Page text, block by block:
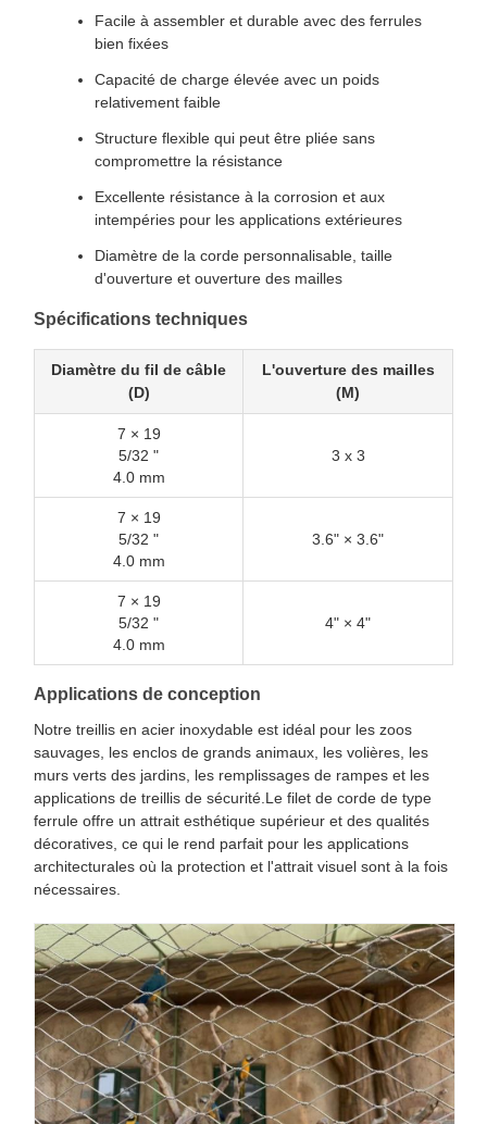
Facile à assembler et durable avec des ferrules
bien fixées
Capacité de charge élevée avec un poids
relativement faible
Structure flexible qui peut être pliée sans
compromettre la résistance
Excellente résistance à la corrosion et aux
intempéries pour les applications extérieures
Diamètre de la corde personnalisable, taille
d'ouverture et ouverture des mailles
Spécifications techniques
Diamètre du fil de câble
(D)
L'ouverture des mailles
(M)
7 × 19
5/32 "
4.0 mm
3 x 3
7 × 19
5/32 "
4.0 mm
3.6" × 3.6"
7 × 19
5/32 "
4.0 mm
4" × 4"
Applications de conception
Notre treillis en acier inoxydable est idéal pour les zoos
sauvages, les enclos de grands animaux, les volières, les
murs verts des jardins, les remplissages de rampes et les
applications de treillis de sécurité.Le filet de corde de type
ferrule offre un attrait esthétique supérieur et des qualités
décoratives, ce qui le rend parfait pour les applications
architecturales où la protection et l'attrait visuel sont à la fois
nécessaires.